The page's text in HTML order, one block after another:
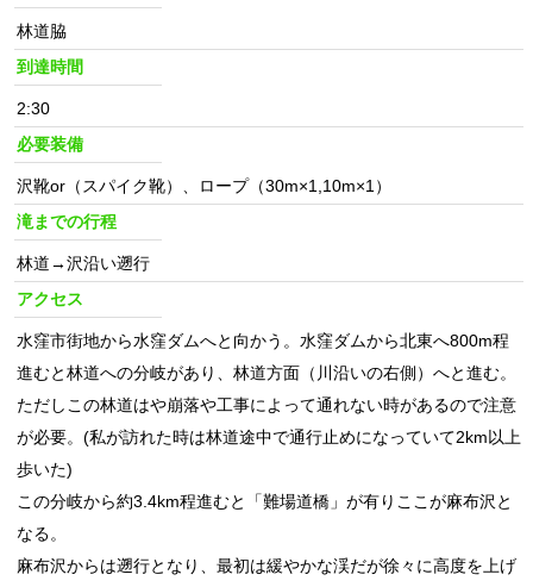
林道脇
到達時間
2:30
必要装備
沢靴or（スパイク靴）、ロープ（30m×1,10m×1）
滝までの行程
林道→沢沿い遡行
アクセス
水窪市街地から水窪ダムへと向かう。水窪ダムから北東へ800m程
進むと林道への分岐があり、林道方面（川沿いの右側）へと進む。
ただしこの林道はや崩落や工事によって通れない時があるので注意
が必要。(私が訪れた時は林道途中で通行止めになっていて2km以上
歩いた)
この分岐から約3.4km程進むと「難場道橋」が有りここが麻布沢と
なる。
麻布沢からは遡行となり、最初は緩やかな渓だが徐々に高度を上げ